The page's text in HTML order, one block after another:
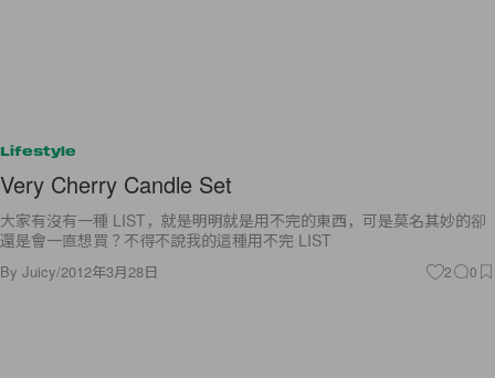
Lifestyle
Very Cherry Candle Set
大家有沒有一種 LIST，就是明明就是用不完的東西，可是莫名其妙的卻
還是會一直想買？不得不說我的這種用不完 LIST
By Juicy/2012年3月28日 2 0